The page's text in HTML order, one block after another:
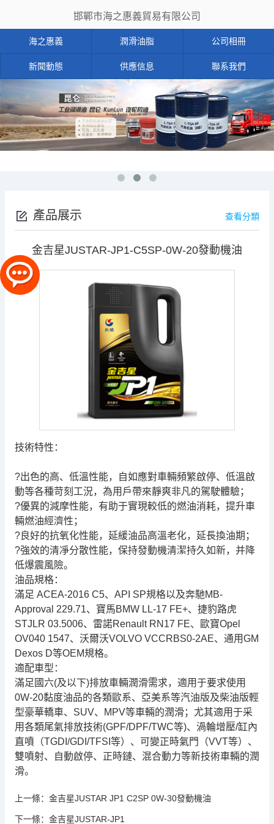
邯鄲市海之惠義貿易有限公司
海之惠義 潤滑油脂 公司相冊
新聞動態 供應信息 聯系我們
產品展示 查看分類
金吉星JUSTAR-JP1-C5SP-0W-20發動機油
技術特性：
?出色的高、低溫性能，自如應對車輛頻繁啟停、低溫啟
動等各種苛刻工況，為用戶帶來靜爽非凡的駕駛體驗；
?優異的減摩性能，有助于實現較低的燃油消耗，提升車
輛燃油經濟性；
?良好的抗氧化性能，延緩油品高溫老化，延長換油期；
?強效的清凈分散性能，保持發動機清潔持久如新，并降
低爆震風險。
油品規格：
滿足 ACEA-2016 C5、API SP規格以及奔馳MB-
Approval 229.71、寶馬BMW LL-17 FE+、捷豹路虎
STJLR 03.5006、雷諾Renault RN17 FE、歐寶Opel
OV040 1547、沃爾沃VOLVO VCCRBS0-2AE、通用GM
Dexos D等OEM規格。
適配車型：
滿足國六(及以下)排放車輛潤滑需求，適用于要求使用
0W-20黏度油品的各類歐系、亞美系等汽油版及柴油版輕
型豪華轎車、SUV、MPV等車輛的潤滑；尤其適用于采
用各類尾氣排放技術(GPF/DPF/TWC等)、渦輪增壓/缸內
直噴（TGDI/GDI/TFSI等）、可變正時氣門（VVT等）、
雙噴射、自動啟停、正時鏈、混合動力等新技術車輛的潤
滑。
上一條： 金吉星JUSTAR JP1 C2SP 0W-30發動機油
下一條： 金吉星JUSTAR-JP1